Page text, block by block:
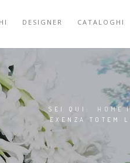
DESIGNER CATALOGHI
SEI QUI: HOME |
EXENZA TOTEM